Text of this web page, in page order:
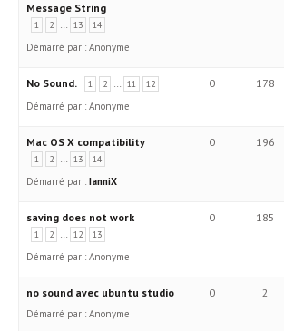
Message String
1 2 … 13 14
Démarré par : Anonyme
No Sound. 1 2 … 11 12
Démarré par : Anonyme
0 178
Mac OS X compatibility
1 2 … 13 14
Démarré par : IanniX
0 196
saving does not work
1 2 … 12 13
Démarré par : Anonyme
0 185
no sound avec ubuntu studio
Démarré par : Anonyme
0 2